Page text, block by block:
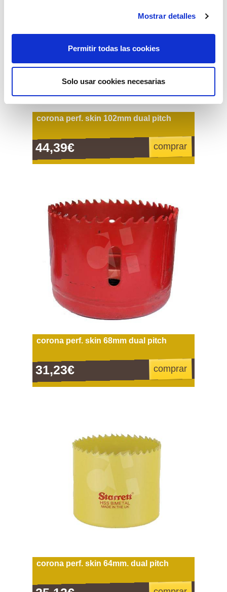
Mostrar detalles
Permitir todas las cookies
Solo usar cookies necesarias
corona perf. skin 102mm dual pitch
44,39€ comprar
corona perf. skin 68mm dual pitch
31,23€ comprar
corona perf. skin 64mm. dual pitch